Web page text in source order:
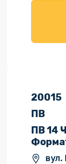
товарів для
20015
ПВ
ПВ 14
вул.